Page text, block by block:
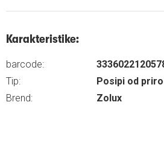
Karakteristike:
barcode:
Tip:
Posipi od
Brend:
Zolux